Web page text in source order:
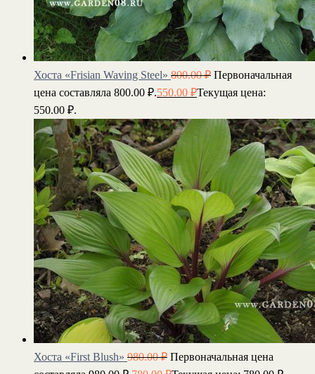
Хоста «Frisian Waving Steel» 800.00₽ Первоначальная
цена составляла 800.00 ₽.550.00 ₽Текущая цена:
550.00 ₽.
Хоста «First Blush» 980.00₽ Первоначальная цена